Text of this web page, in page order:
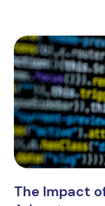
The Impact